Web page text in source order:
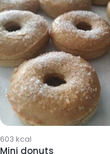
603 kcal
Mini donuts